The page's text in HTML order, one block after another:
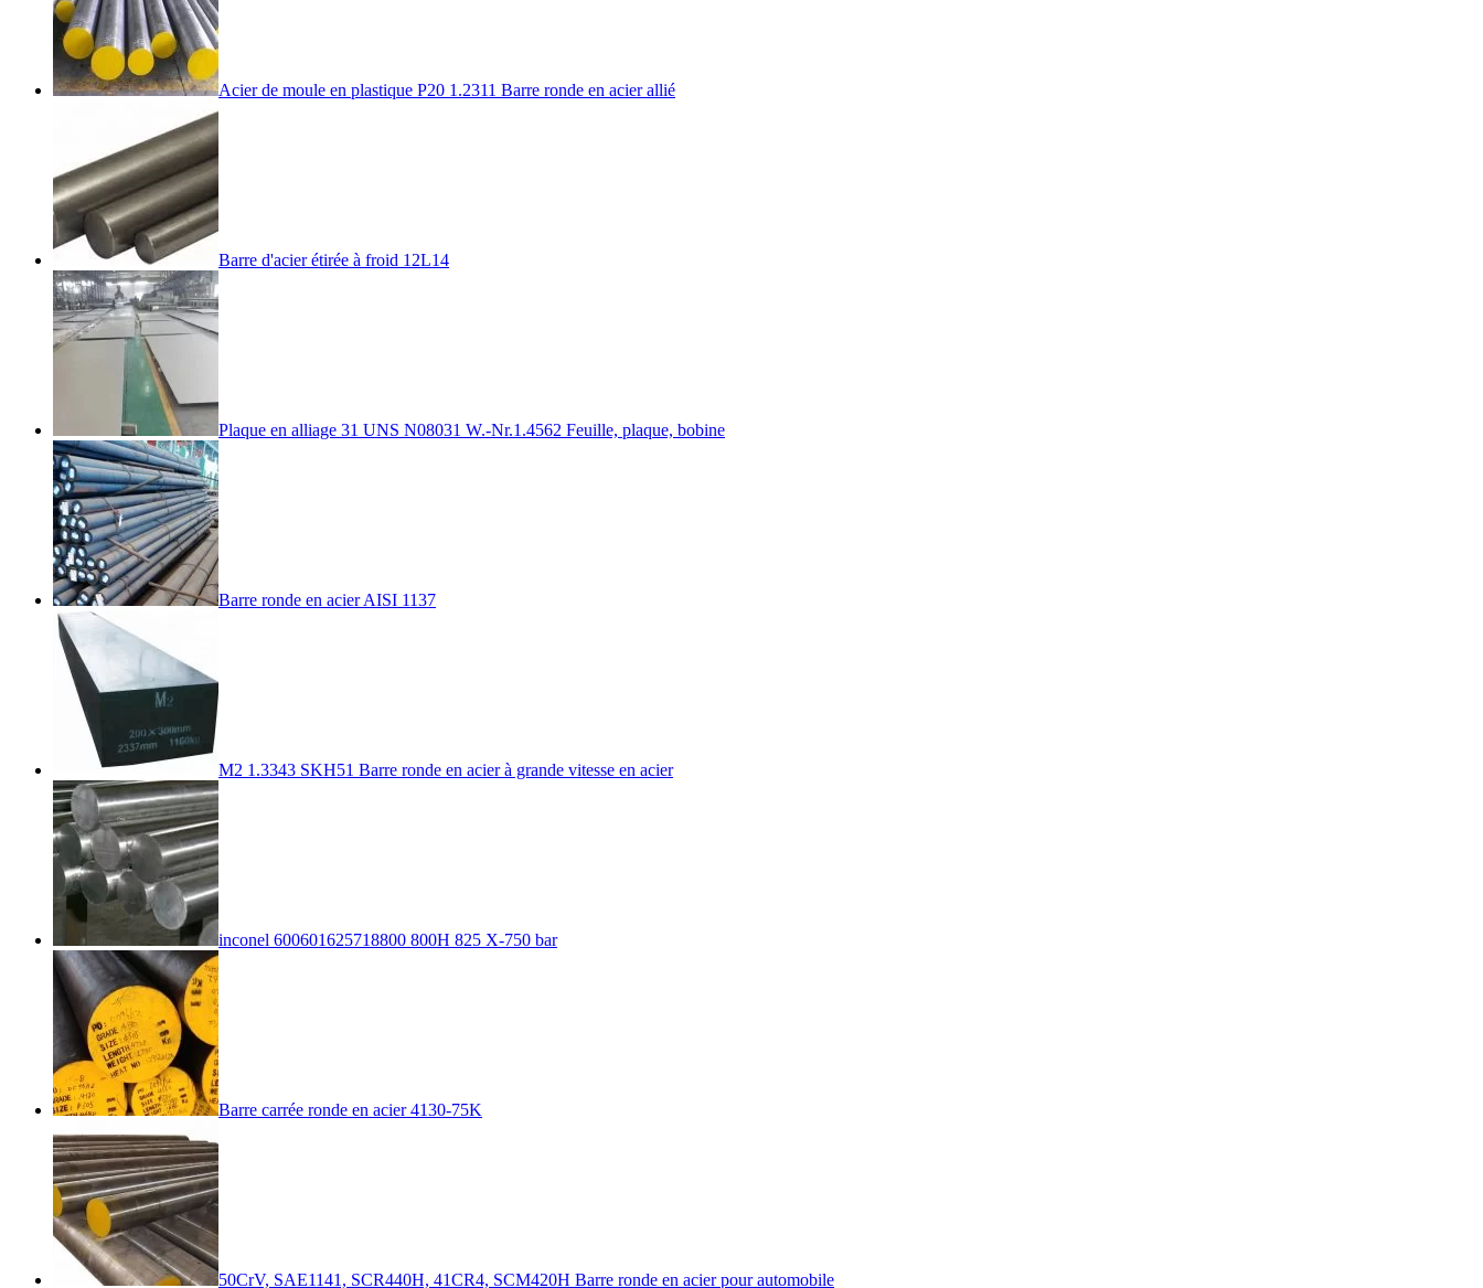
Acier de moule en plastique P20 1.2311 Barre ronde en acier allié
Barre d'acier étirée à froid 12L14
Plaque en alliage 31 UNS N08031 W.-Nr.1.4562 Feuille, plaque, bobine
Barre ronde en acier AISI 1137
M2 1.3343 SKH51 Barre ronde en acier à grande vitesse en acier
inconel 600601625718800 800H 825 X-750 bar
Barre carrée ronde en acier 4130-75K
50CrV, SAE1141, SCR440H, 41CR4, SCM420H Barre ronde en acier pour automobile